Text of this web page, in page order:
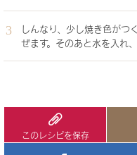
しんなり、少し焼き色がつ
ぜます。そのあと水を入れ
このレシピを保存